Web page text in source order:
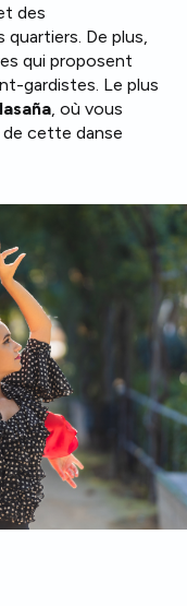
des
De plus,
qui proposent
gardistes. Le plus
, où vous
de cette danse